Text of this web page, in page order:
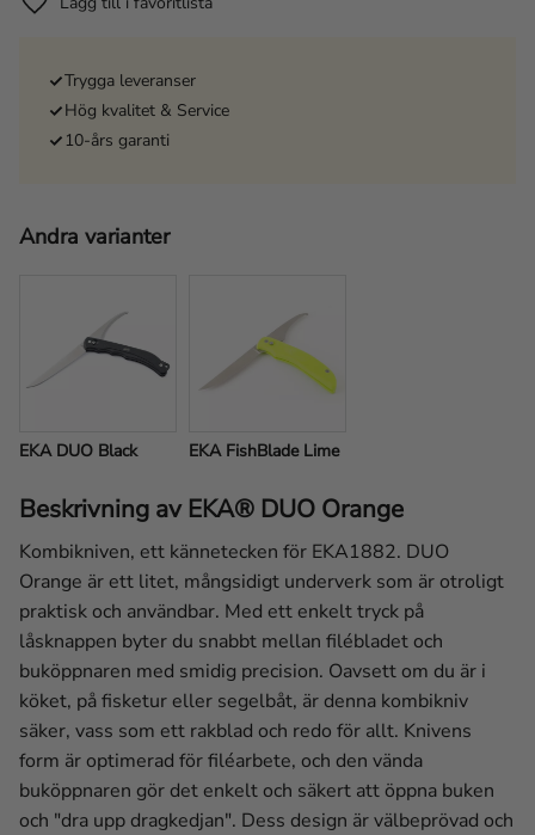
Lägg till i favoriter
Trygga leveranser
Hög kvalitet & Service
10-års garanti
Andra varianter
EKA DUO Black EKA FishBlade Lime
Beskrivning av EKA® DUO Orange
Kombikniven, ett kännetecken för EKA1882. DUO
Orange är ett litet, mångsidigt underverk som är otroligt
praktisk och användbar. Med ett enkelt tryck på
låsknappen byter du snabbt mellan filébladet och
buköppnaren med smidig precision. Oavsett om du är i
köket, på fisketur eller segelbåt, är denna kombikniv
säker, vass som ett rakblad och redo för allt. Knivens
form är optimerad för filéarbete, och den vända
buköppnaren gör det enkelt och säkert att öppna buken
och "dra upp dragkedjan". Dess design är välbeprövad och